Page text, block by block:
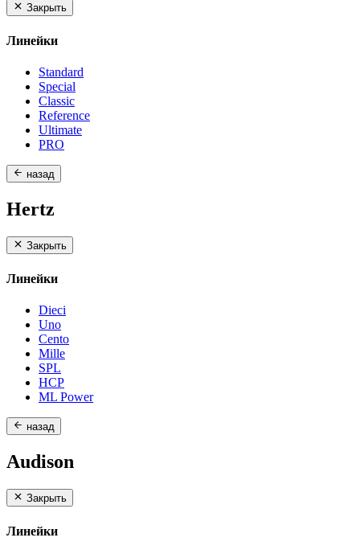
Закрыть
Линейки
Standard
Special
Classic
Reference
Ultimate
PRO
назад
Hertz
Закрыть
Линейки
Dieci
Uno
Cento
Mille
SPL
HCP
ML Power
назад
Audison
Закрыть
Линейки